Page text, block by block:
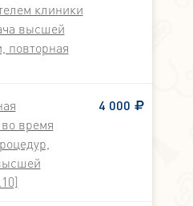
клиники
высшей
повторная
время
4 000